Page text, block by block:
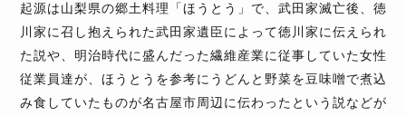
起源は山梨県の郷土料理「ほうとう」で、武田家滅亡後、徳
川家に召し抱えられた武田家遺臣によって徳川家に伝えられ
た説や、明治時代に盛んだった繊維産業に従事していた女性
従業員達が、ほうとうを参考にうどんと野菜を豆味噌で煮込
み食していたものが名古屋市周辺に伝わったという説などが